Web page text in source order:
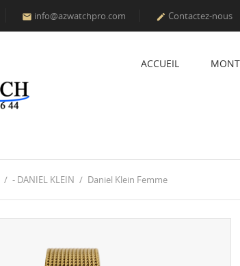
 info@azwatchpro.com  Contactez-nous
ACCUEIL
- DANIEL KLEIN Daniel Klein Femme